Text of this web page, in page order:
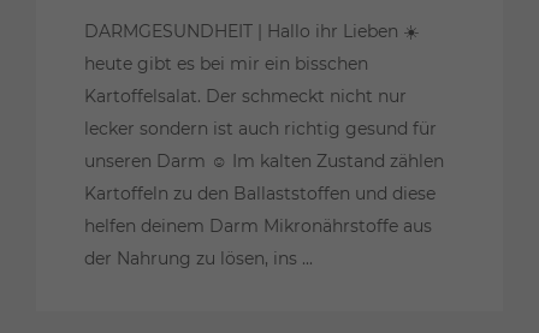
DARMGESUNDHEIT | Hallo ihr Lieben ☀️
heute gibt es bei mir ein bisschen
Kartoffelsalat. Der schmeckt nicht nur
lecker sondern ist auch richtig gesund für
unseren Darm ☺️ Im kalten Zustand zählen
Kartoffeln zu den Ballaststoffen und diese
helfen deinem Darm Mikronährstoffe aus
der Nahrung zu lösen, ins ...